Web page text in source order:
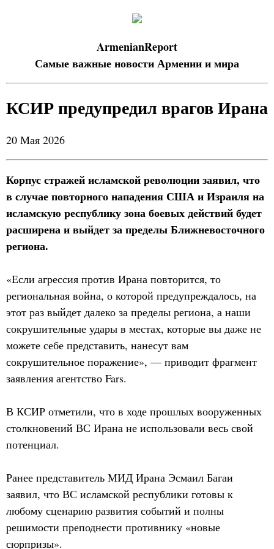
ArmenianReport
Самые важные новости Армении и мира
КСИР предупредил врагов Ирана
20 Мая 2026
Корпус стражей исламской революции заявил, что
в случае повторного нападения США и Израиля на
исламскую республику зона боевых действий будет
расширена и выйдет за пределы Ближневосточного
региона.
«Если агрессия против Ирана повторится, то
региональная война, о которой предупреждалось, на
этот раз выйдет далеко за пределы региона, а наши
сокрушительные удары в местах, которые вы даже не
можете себе представить, нанесут вам
сокрушительное поражение», — приводит фрагмент
заявления агентство Fars.
В КСИР отметили, что в ходе прошлых вооруженных
столкновений ВС Ирана не использовали весь свой
потенциал.
Ранее представитель МИД Ирана Эсмаил Багаи
заявил, что ВС исламской республики готовы к
любому сценарию развития событий и полны
решимости преподнести противнику «новые
сюрпризы».